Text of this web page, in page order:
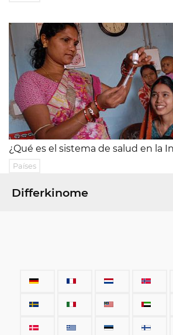
¿Qué es el sistema de salud en la
Países
Differkinome